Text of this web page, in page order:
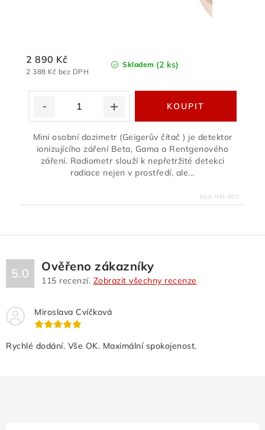
Skladem (2 ks)
2 388 Kč bez DPH
2 890 Kč
Mini osobní dozimetr (Geigerův čítač ) je detektor
ionizujícího záření Beta, Gama a Rentgenového
záření. Radiometr slouží k nepřetržité detekci
radiace nejen v prostředí, ale...
Kód: RM-800
5.0 Ověřeno zákazníky
115 recenzí. Zobrazit všechny recenze
Miroslava Cvíčková
Rychlé dodání. Vše OK. Maximální spokojenost.